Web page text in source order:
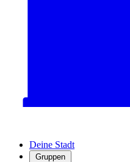
Deine Stadt
Gruppen